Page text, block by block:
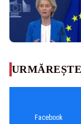
Facebook